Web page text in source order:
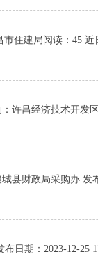
住建局阅读：45
许昌经济技术开发
财政局采购办 发
日期：2023-12-25